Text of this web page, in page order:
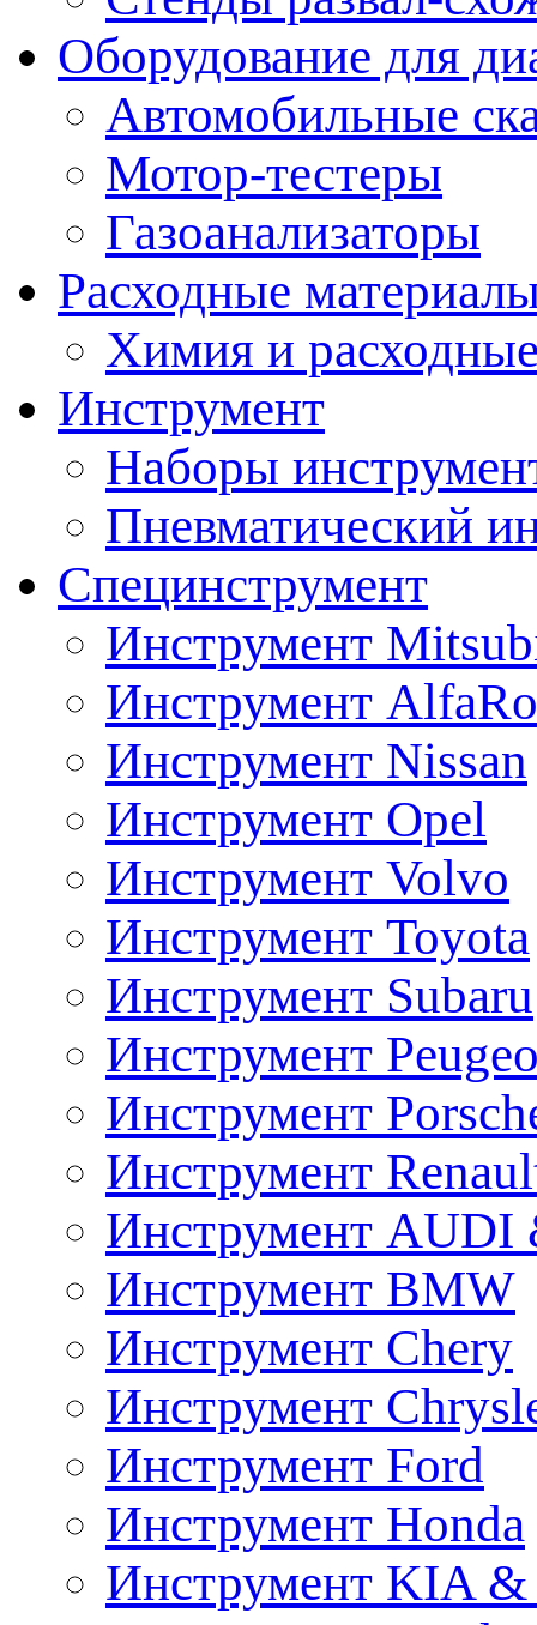
Оборудование для
Автомобильные
Мотор-тестеры
Газоанализаторы
Расходные
Химия и
Инструмент
Наборы
Пневматический
Специнструмент
Инструмент
Инструмент
Инструмент Nissan
Инструмент Opel
Инструмент Volvo
Инструмент Toyota
Инструмент Subaru
Инструмент
Инструмент
Инструмент
Инструмент AUDI
Инструмент BMW
Инструмент Chery
Инструмент
Инструмент Ford
Инструмент Honda
Инструмент KIA